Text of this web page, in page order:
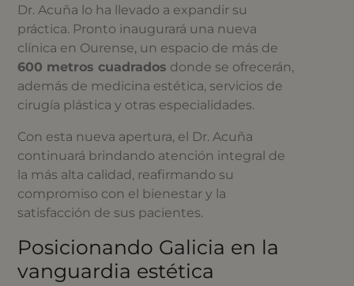
Dr. Acuña lo ha llevado a expandir su
práctica. Pronto inaugurará una nueva
clínica en Ourense, un espacio de más de
600 metros cuadrados donde se ofrecerán,
además de medicina estética, servicios de
cirugía plástica y otras especialidades.
Con esta nueva apertura, el Dr. Acuña
continuará brindando atención integral de
la más alta calidad, reafirmando su
compromiso con el bienestar y la
satisfacción de sus pacientes.
Posicionando Galicia en la
vanguardia estética